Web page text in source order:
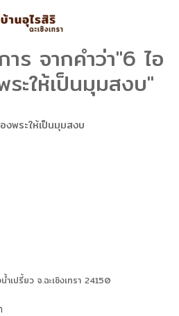
ร จากคำว่า"6 ไอ
ะให้เป็นมุมสงบ"
งพระให้เป็นมุมสงบ
เปรี้ยว จ.ฉะเชิงเทรา 24150